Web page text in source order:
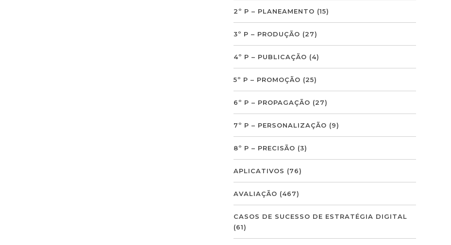
2º P – PLANEAMENTO (15)
3º P – PRODUÇÃO (27)
4º P – PUBLICAÇÃO (4)
5º P – PROMOÇÃO (25)
6º P – PROPAGAÇÃO (27)
7º P – PERSONALIZAÇÃO (9)
8º P – PRECISÃO (3)
APLICATIVOS (76)
AVALIAÇÃO (467)
CASOS DE SUCESSO DE ESTRATÉGIA DIGITAL
(61)